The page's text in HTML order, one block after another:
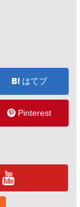
はてブ
Pinterest